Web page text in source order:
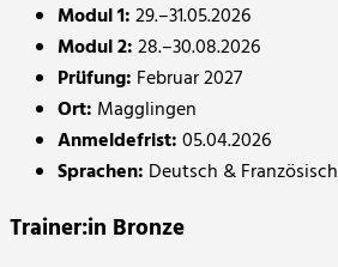
Modul 1:29.–31.05.2026
Modul 2:28.–30.08.2026
Prüfung: Februar 2027
Ort: Magglingen
Anmeldefrist:05.04.2026
Sprachen: Deutsch & Französisch
Trainer:in Bronze